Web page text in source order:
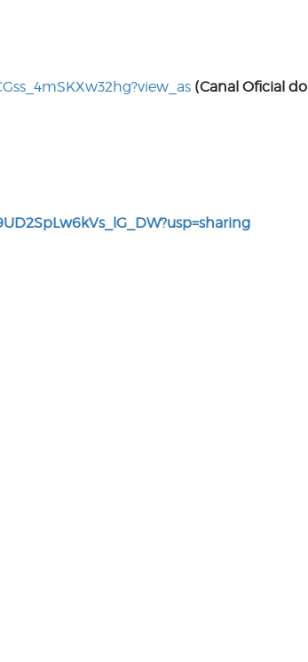
(Canal Oficial do